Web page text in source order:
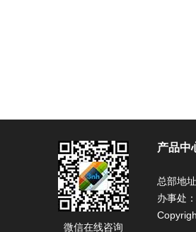
微信在线咨询
产品中
总部地
办事处